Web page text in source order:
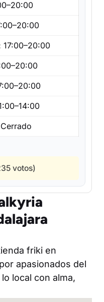
17:00–20:00
votos)
friki en
apasionados del
local con alma,